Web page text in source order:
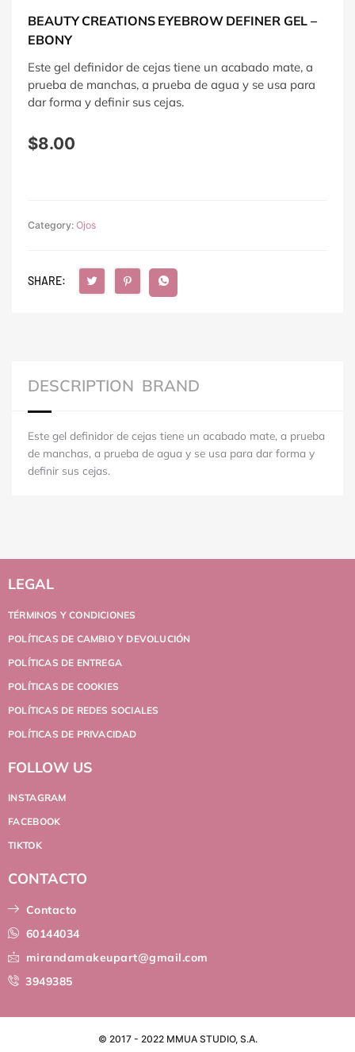
BEAUTY CREATIONS EYEBROW DEFINER GEL –
EBONY
Este gel definidor de cejas tiene un acabado mate, a
prueba de manchas, a prueba de agua y se usa para
dar forma y definir sus cejas.
$8.00
Category: Ojos
SHARE:
DESCRIPTION BRAND
Este gel definidor de cejas tiene un acabado mate, a prueba
de manchas, a prueba de agua y se usa para dar forma y
definir sus cejas.
LEGAL
TÉRMINOS Y CONDICIONES
POLÍTICAS DE CAMBIO Y DEVOLUCIÓN
POLÍTICAS DE ENTREGA
POLÍTICAS DE COOKIES
POLÍTICAS DE REDES SOCIALES
POLÍTICAS DE PRIVACIDAD
FOLLOW US
INSTAGRAM
FACEBOOK
TIKTOK
CONTACTO
Contacto
60144034
mirandamakeupart@gmail.com
3949385
© 2017 - 2022 MMUA STUDIO, S.A.